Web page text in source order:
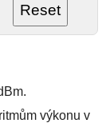
výkonu v